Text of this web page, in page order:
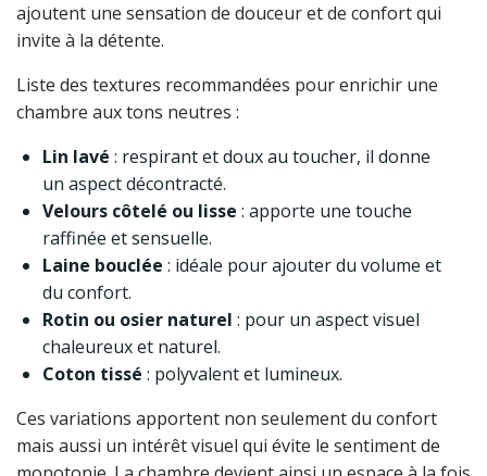
ajoutent une sensation de douceur et de confort qui
invite à la détente.
Liste des textures recommandées pour enrichir une
chambre aux tons neutres :
Lin lavé : respirant et doux au toucher, il donne
un aspect décontracté.
Velours côtelé ou lisse : apporte une touche
raffinée et sensuelle.
Laine bouclée : idéale pour ajouter du volume et
du confort.
Rotin ou osier naturel : pour un aspect visuel
chaleureux et naturel.
Coton tissé : polyvalent et lumineux.
Ces variations apportent non seulement du confort
mais aussi un intérêt visuel qui évite le sentiment de